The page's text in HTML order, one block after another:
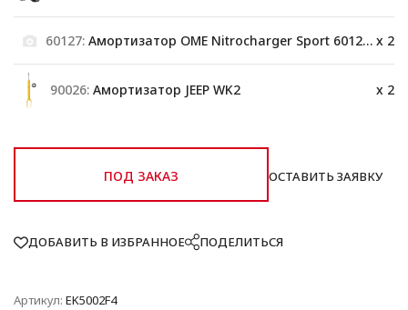
60127: Амортизатор OME Nitrocharger Sport 60127 задний x 2
90026: Амортизатор JEEP WK2 x 2
ПОД ЗАКАЗ ОСТАВИТЬ ЗАЯВКУ
ДОБАВИТЬ В ИЗБРАННОЕ ПОДЕЛИТЬСЯ
Артикул: EK5002F4